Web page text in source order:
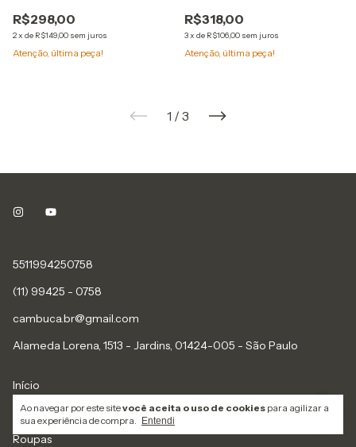
Ao navegar por este sitevocê aceita o uso de cookies para agilizar a
sua experiência de compra.
Entendi
R$298,00
2x de R$149,00 sem juros
Atenção, última peça!
R$318,00
3x de R$106,00 sem juros
Atenção, última peça!
1 / 3
5511994250758
(11) 99425 - 0758
cambuca.br@gmail.com
Alameda Lorena, 1513 - Jardins, 01424-005 - São Paulo
Início
Designers
Roupas